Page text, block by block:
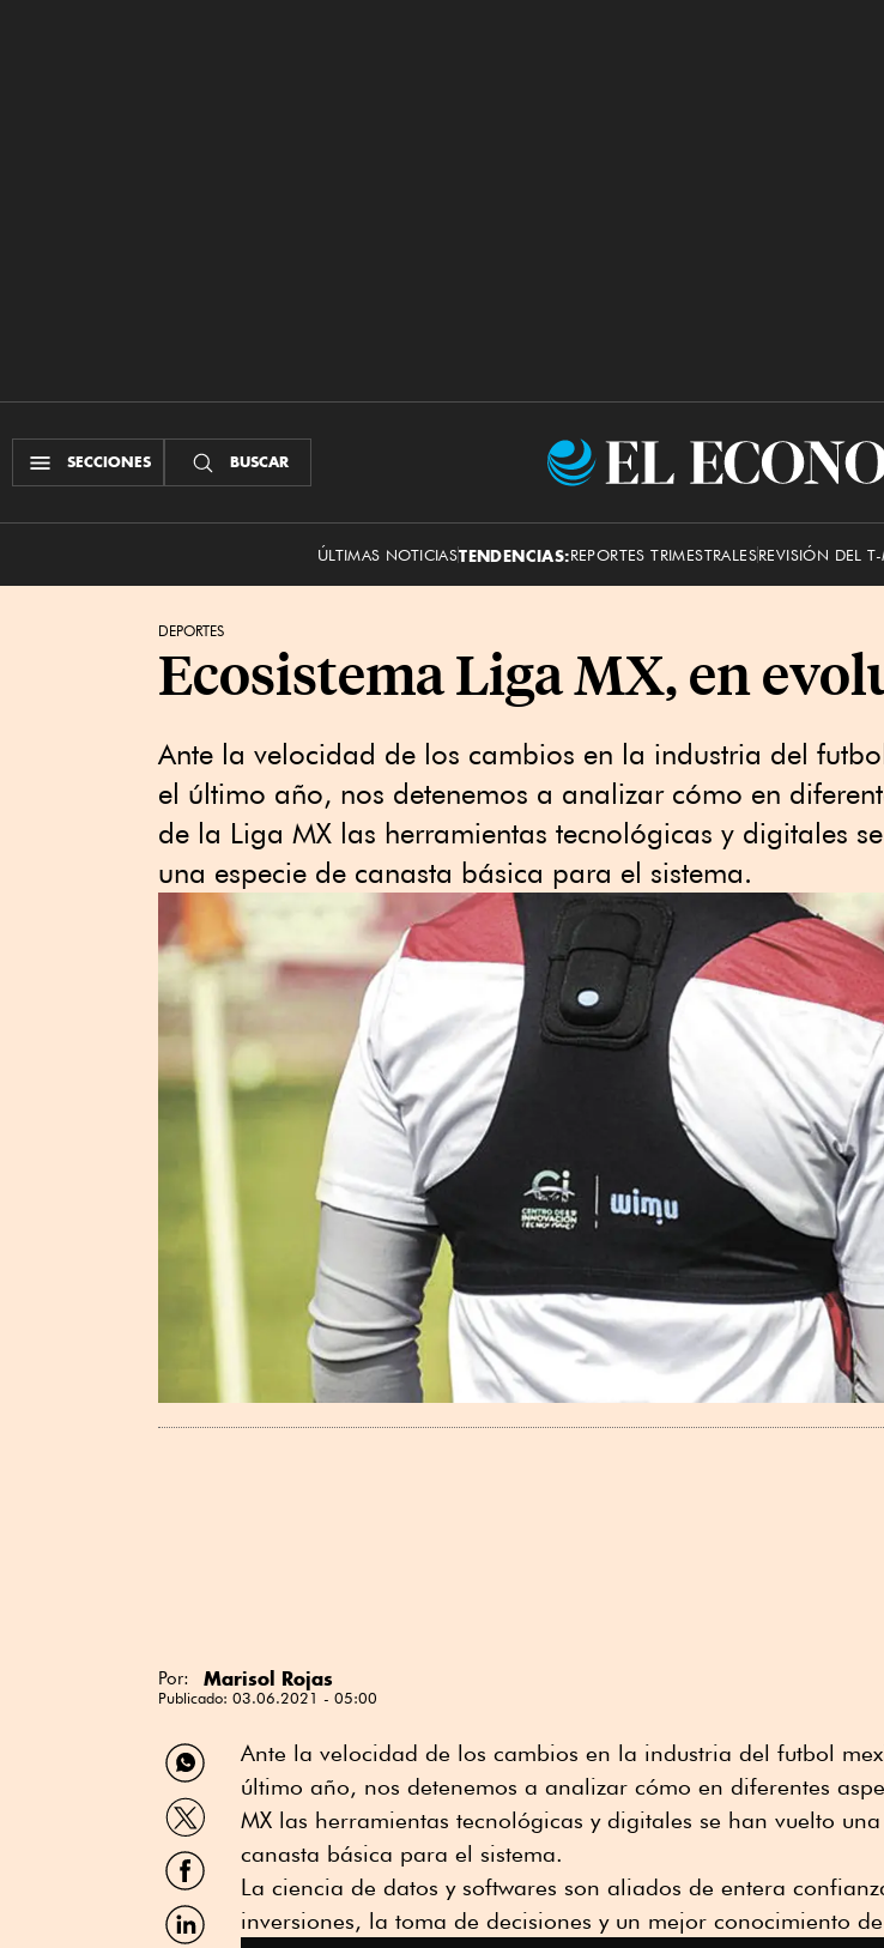
SECCIONES BUSCAR
El
ÚLTIMAS NOTICIASTENDENCIAS:REPORTES TRIMESTRALESREVISIÓN DEL
DEPORTES
Ecosistema Liga MX, en
Ante la velocidad de los cambios en la industria del
el último año, nos detenemos a analizar cómo en
de la Liga MX las herramientas tecnológicas y digitales
una especie de canasta básica para el sistema.
Por: Marisol Rojas
Publicado: 03.06.2021 - 05:00
Compartir
por
WhatsApp
Compartir
por
Twitter
Compartir
por
Facebook
Compartir
por
Ante la velocidad de los cambios en la industria del futbol
último año, nos detenemos a analizar cómo en diferentes
MX las herramientas tecnológicas y digitales se han vuelto
canasta básica para el sistema.
La ciencia de datos y softwares son aliados de entera
inversiones, la toma de decisiones y un mejor conocimiento